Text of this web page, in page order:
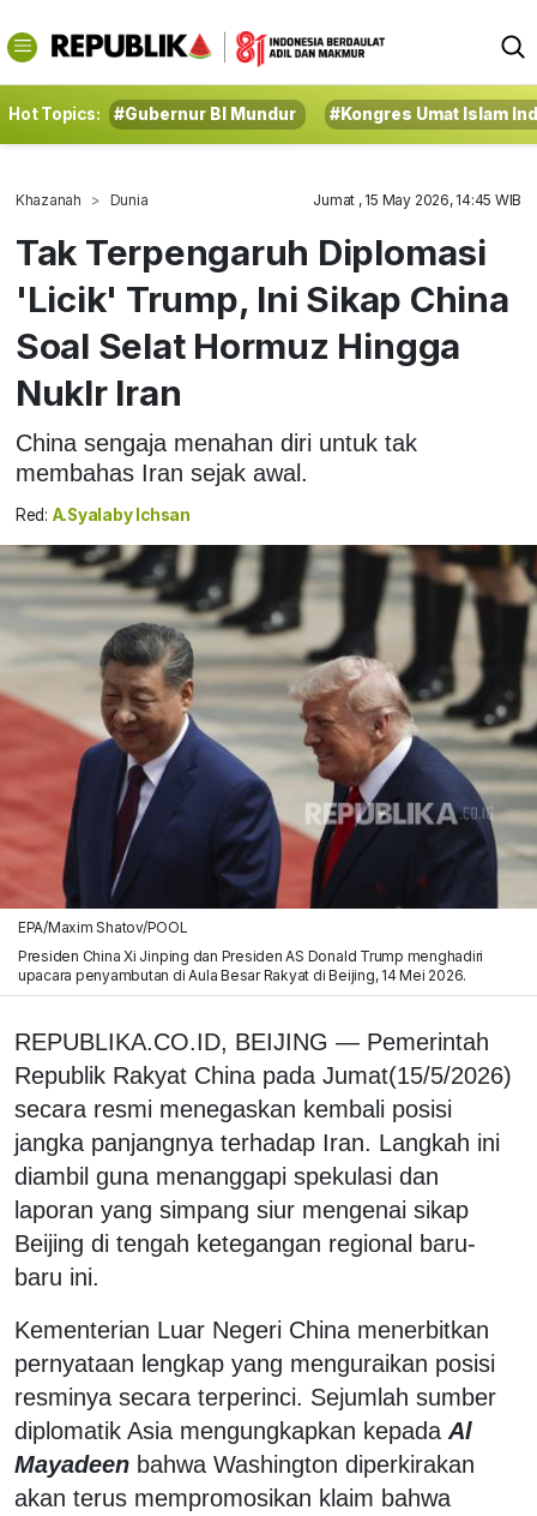
Hot Topics: #Gubernur BI Mundur #Kongres Umat Islam
Khazanah Dunia Jumat , 15 May 2026, 14:45 WIB
Tak Terpengaruh Diplomasi
'Licik' Trump, Ini Sikap China
Soal Selat Hormuz Hingga
Nuklr Iran
China sengaja menahan diri untuk tak
membahas Iran sejak awal.
Red: A.Syalaby Ichsan
EPA/Maxim Shatov/POOL
Presiden China Xi Jinping dan Presiden AS Donald Trump menghadiri
upacara penyambutan di Aula Besar Rakyat di Beijing, 14 Mei 2026.
REPUBLIKA.CO.ID, BEIJING — Pemerintah
Republik Rakyat China pada Jumat(15/5/2026)
secara resmi menegaskan kembali posisi
jangka panjangnya terhadap Iran. Langkah ini
diambil guna menanggapi spekulasi dan
laporan yang simpang siur mengenai sikap
Beijing di tengah ketegangan regional baru-
baru ini.
Kementerian Luar Negeri China menerbitkan
pernyataan lengkap yang menguraikan posisi
resminya secara terperinci. Sejumlah sumber
diplomatik Asia mengungkapkan kepada Al
Mayadeen bahwa Washington diperkirakan
akan terus mempromosikan klaim bahwa